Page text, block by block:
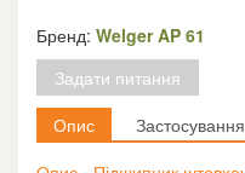
20208,
прес-
підбирач
Welger
АР
Бренд: Welger AP 61
Задати питання
Опис
Застосування